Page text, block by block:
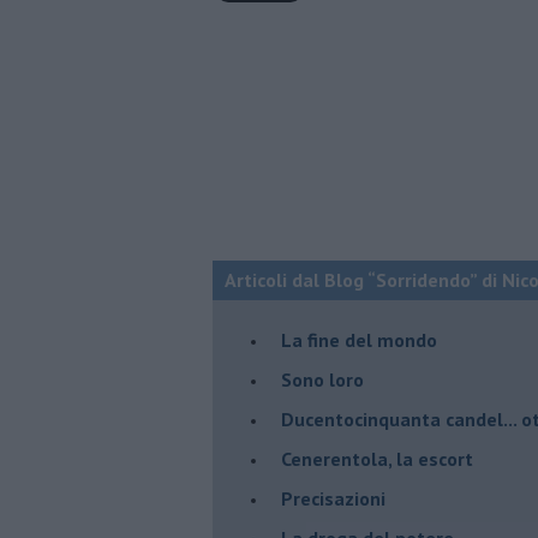
Articoli dal Blog “Sorridendo” di
La fine del mondo
Sono loro
Ducentocinquanta candel...
Cenerentola, la escort
Precisazioni